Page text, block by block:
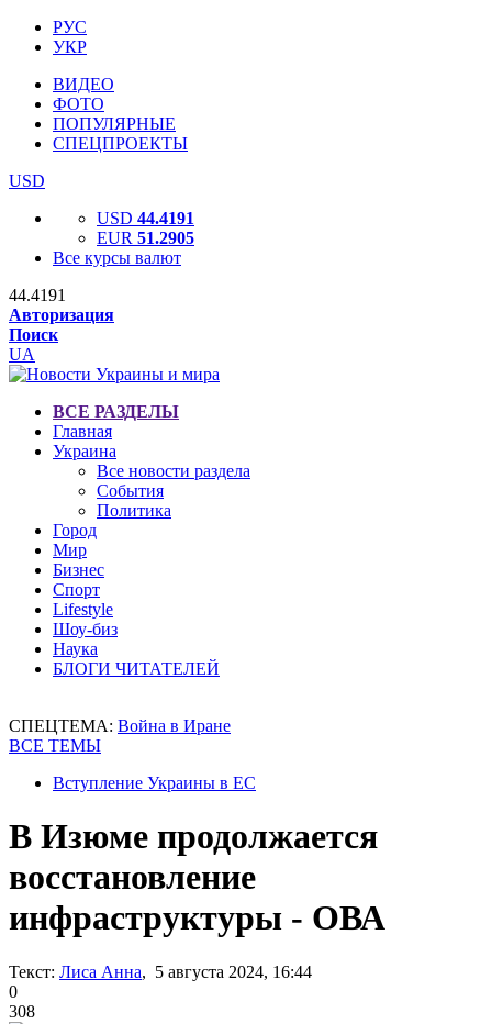
РУС
УКР
ВИДЕО
ФОТО
ПОПУЛЯРНЫЕ
СПЕЦПРОЕКТЫ
USD
USD 44.4191
EUR 51.2905
Все курсы валют
44.4191
Авторизация
Поиск
UA
ВСЕ РАЗДЕЛЫ
Главная
Украина
Все новости раздела
События
Политика
Город
Мир
Бизнес
Спорт
Lifestyle
Шоу-биз
Наука
БЛОГИ ЧИТАТЕЛЕЙ
СПЕЦТЕМА: Война в Иране
ВСЕ ТЕМЫ
Вступление Украины в ЕС
В Изюме продолжается
восстановление
инфраструктуры - ОВА
Текст: Лиса Анна, 5 августа 2024, 16:44
0
308